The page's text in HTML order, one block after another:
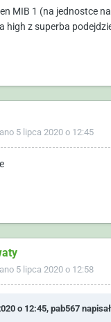
MIB 1 (na jednostce
high z superba
5 lipca 2020 o 12:45
5 lipca 2020 o 12:58
o 12:45, pab567